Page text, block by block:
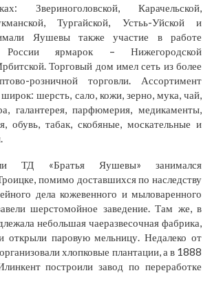
Звериноголовской, Карачельской,
Тургайской, Устьь-Уйской и
Яушевы также участие в работе
ярмарок – Нижегородской
Торговый дом имел сеть из более
розничной торговли. Ассортимент
шерсть, сало, кожи, зерно, мука, чай,
галантерея, парфюмерия, медикаменты,
обувь, табак, скобяные, москательные и
ТД «Братья Яушевы» занимался
помимо доставшихся по наследству
дела кожевенного и мыловаренного
шерстомойное заведение. Там же, в
небольшая чаеразвесочная фабрика,
паровую мельницу. Недалеко от
хлопковые плантации, а в 1888
построили завод по переработке